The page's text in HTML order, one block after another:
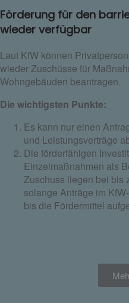
Förderung für den
wieder verfügbar
Laut KfW können
wieder Zuschüsse für
Wohngebäuden beantragen.
Die wichtigsten Punkte:
Es kann nur einen
und Leistungsverträge
Die förderfähigen
Einzelmaßnahmen als
Zuschuss liegen bei bis
solange Anträge im
bis die Fördermittel